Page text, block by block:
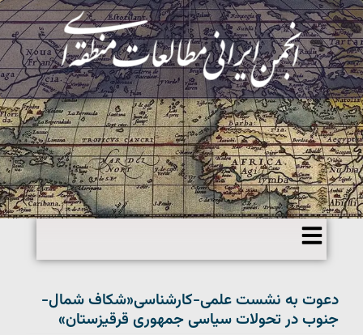
دعوت به نشست علمی-کارشناسی«شکاف شمال-
جنوب در تحولات سیاسی جمهوری قرقیزستان»